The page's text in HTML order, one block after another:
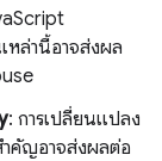
หล่านี้อาจส่งผล
: การเปลี่ยนแปลง
คัญอาจส่งผลต่อ